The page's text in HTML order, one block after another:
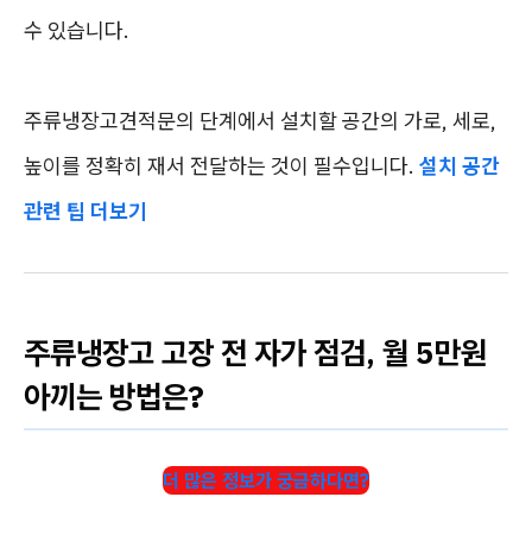
수 있습니다.
주류냉장고견적문의 단계에서 설치할 공간의 가로, 세로,
높이를 정확히 재서 전달하는 것이 필수입니다. 설치 공간
관련 팁 더보기
주류냉장고 고장 전 자가 점검, 월 5만원
아끼는 방법은?
더 많은 정보가 궁금하다면?